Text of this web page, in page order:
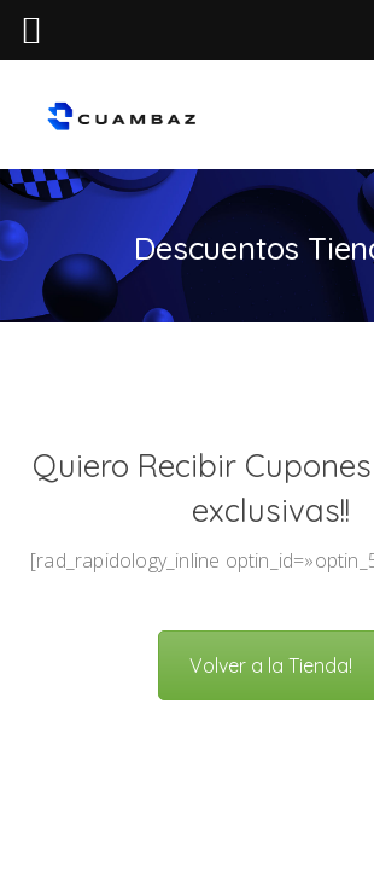
Descuentos
Quiero Recibir
exclusivas!!
[rad_rapidology_inline
Volver a la Tienda!